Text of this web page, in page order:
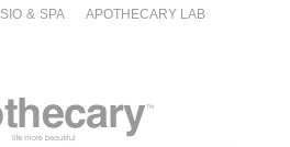
& SPA APOTHECARY LAB